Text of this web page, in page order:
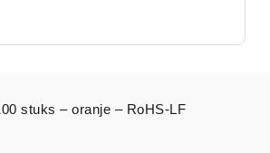
stuks – oranje – RoHS-LF